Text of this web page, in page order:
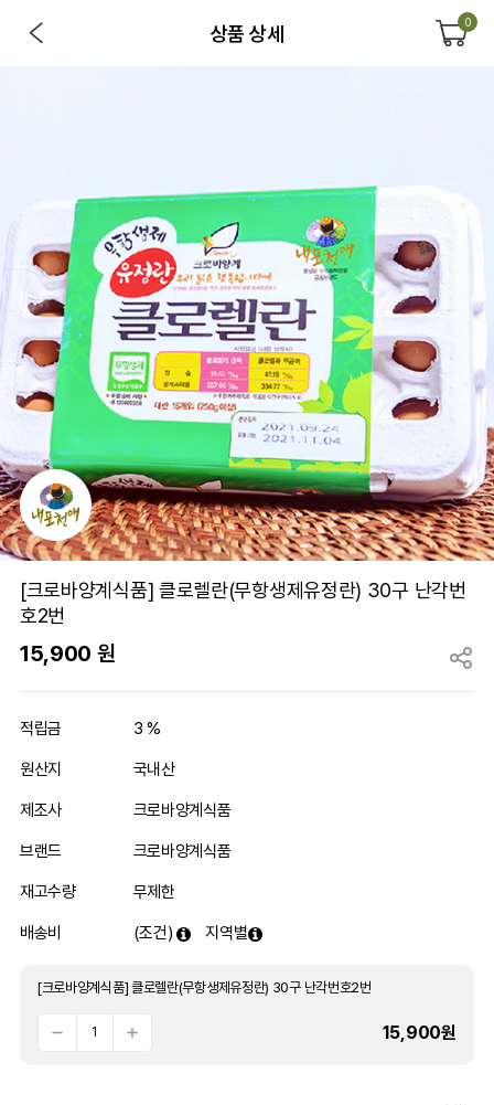
상품 상세 0
[크로바양계식품] 클로렐란(무항생제유정란) 30구 난각번
호2번
15,900 원
적립금 3 %
원산지 국내산
제조사 크로바양계식품
브랜드 크로바양계식품
재고수량 무제한
배송비 (조건) 지역별
[크로바양계식품] 클로렐란(무항생제유정란) 30구 난각번호2번
15,900원